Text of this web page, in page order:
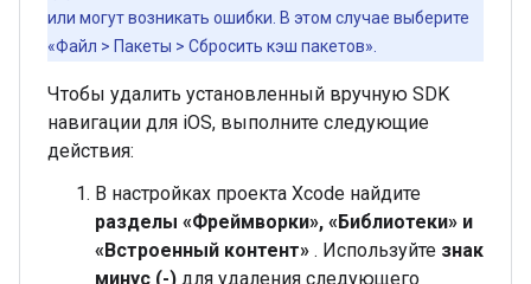
или могут возникать ошибки. В этом случае выберите
«Файл > Пакеты > Сбросить кэш пакетов».
Чтобы удалить установленный вручную SDK
навигации для iOS, выполните следующие
действия:
В настройках проекта Xcode найдите
разделы «Фреймворки», «Библиотеки» и
«Встроенный контент» . Используйте знак
минус (-) для удаления следующего